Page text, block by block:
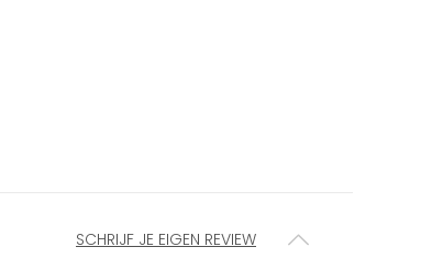
SCHRIJF JE EIGEN REVIEW